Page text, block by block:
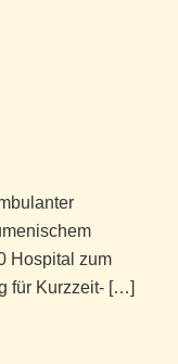
Hospital zum
für Kurzzeit- […]